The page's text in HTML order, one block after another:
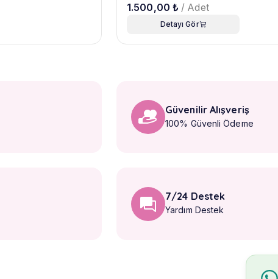
1.500,00 ₺ / Adet
Detayı Gör
Güvenilir Alışveriş
100% Güvenli Ödeme
7/24 Destek
Yardım Destek